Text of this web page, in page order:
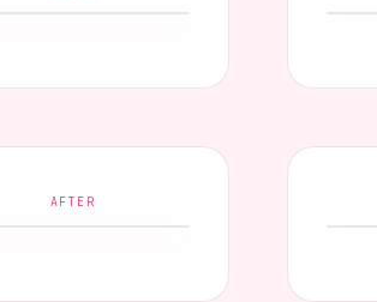
AFTER